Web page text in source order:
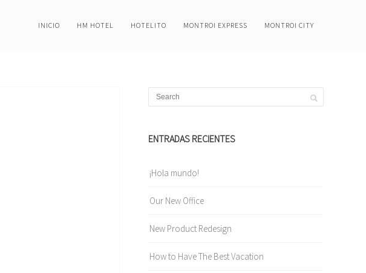
INICIO HM HOTEL HOTELITO MONTROI EXPRESS MONTROI CITY
ENTRADAS RECIENTES
¡Hola mundo!
Our New Office
New Product Redesign
How to Have The Best Vacation